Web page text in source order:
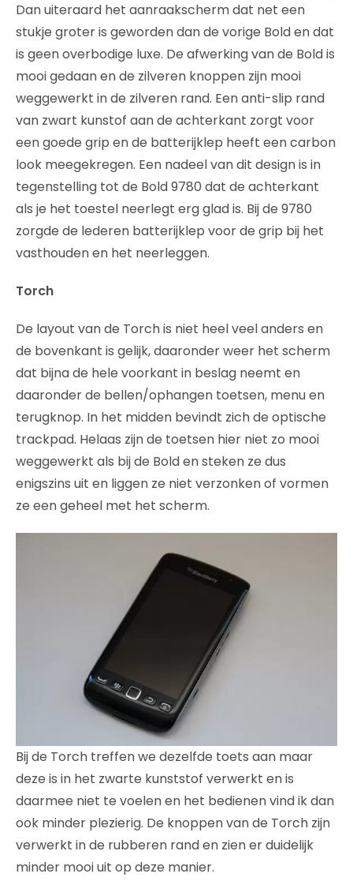
Dan uiteraard het aanraakscherm dat net een
stukje groter is geworden dan de vorige Bold en dat
is geen overbodige luxe. De afwerking van de Bold is
mooi gedaan en de zilveren knoppen zijn mooi
weggewerkt in de zilveren rand. Een anti-slip rand
van zwart kunstof aan de achterkant zorgt voor
een goede grip en de batterijklep heeft een carbon
look meegekregen. Een nadeel van dit design is in
tegenstelling tot de Bold 9780 dat de achterkant
als je het toestel neerlegt erg glad is. Bij de 9780
zorgde de lederen batterijklep voor de grip bij het
vasthouden en het neerleggen.
Torch
De layout van de Torch is niet heel veel anders en
de bovenkant is gelijk, daaronder weer het scherm
dat bijna de hele voorkant in beslag neemt en
daaronder de bellen/ophangen toetsen, menu en
terugknop. In het midden bevindt zich de optische
trackpad. Helaas zijn de toetsen hier niet zo mooi
weggewerkt als bij de Bold en steken ze dus
enigszins uit en liggen ze niet verzonken of vormen
ze een geheel met het scherm.
Bij de Torch treffen we dezelfde toets aan maar
deze is in het zwarte kunststof verwerkt en is
daarmee niet te voelen en het bedienen vind ik dan
ook minder plezierig. De knoppen van de Torch zijn
verwerkt in de rubberen rand en zien er duidelijk
minder mooi uit op deze manier.